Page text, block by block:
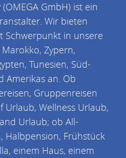
GmbH) ist ein
Wir bieten
Schwerpunkt in unsere
Zypern,
Tunesien, Süd-
Amerikas an. Ob
Gruppenreisen
Urlaub, Wellness Urlaub,
Urlaub; ob All-
Halbpension, Frühstück
einem Haus, einem